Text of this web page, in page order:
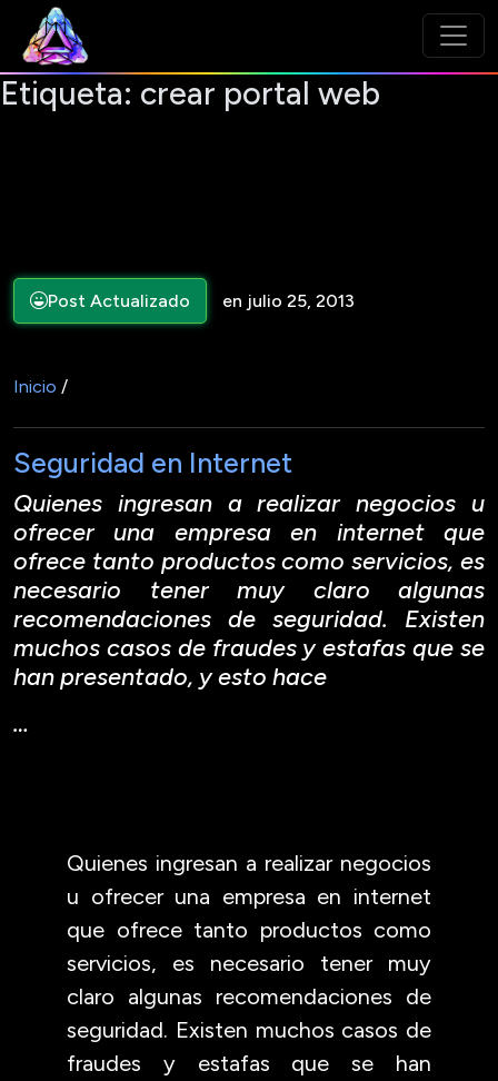
Etiqueta: crear portal web
Post Actualizado en julio 25, 2013
Inicio /
Seguridad en Internet
Quienes ingresan a realizar negocios u
ofrecer una empresa en internet que
ofrece tanto productos como servicios, es
necesario tener muy claro algunas
recomendaciones de seguridad. Existen
muchos casos de fraudes y estafas que se
han presentado, y esto hace
…
Quienes ingresan a realizar negocios
u ofrecer una empresa en internet
que ofrece tanto productos como
servicios, es necesario tener muy
claro algunas recomendaciones de
seguridad. Existen muchos casos de
fraudes y estafas que se han